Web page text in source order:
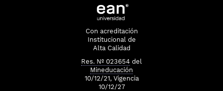
Con acreditación
Institucional de
Alta Calidad
Res. Nº 023654 del
Mineducación
10/12/21, Vigencia
10/12/27